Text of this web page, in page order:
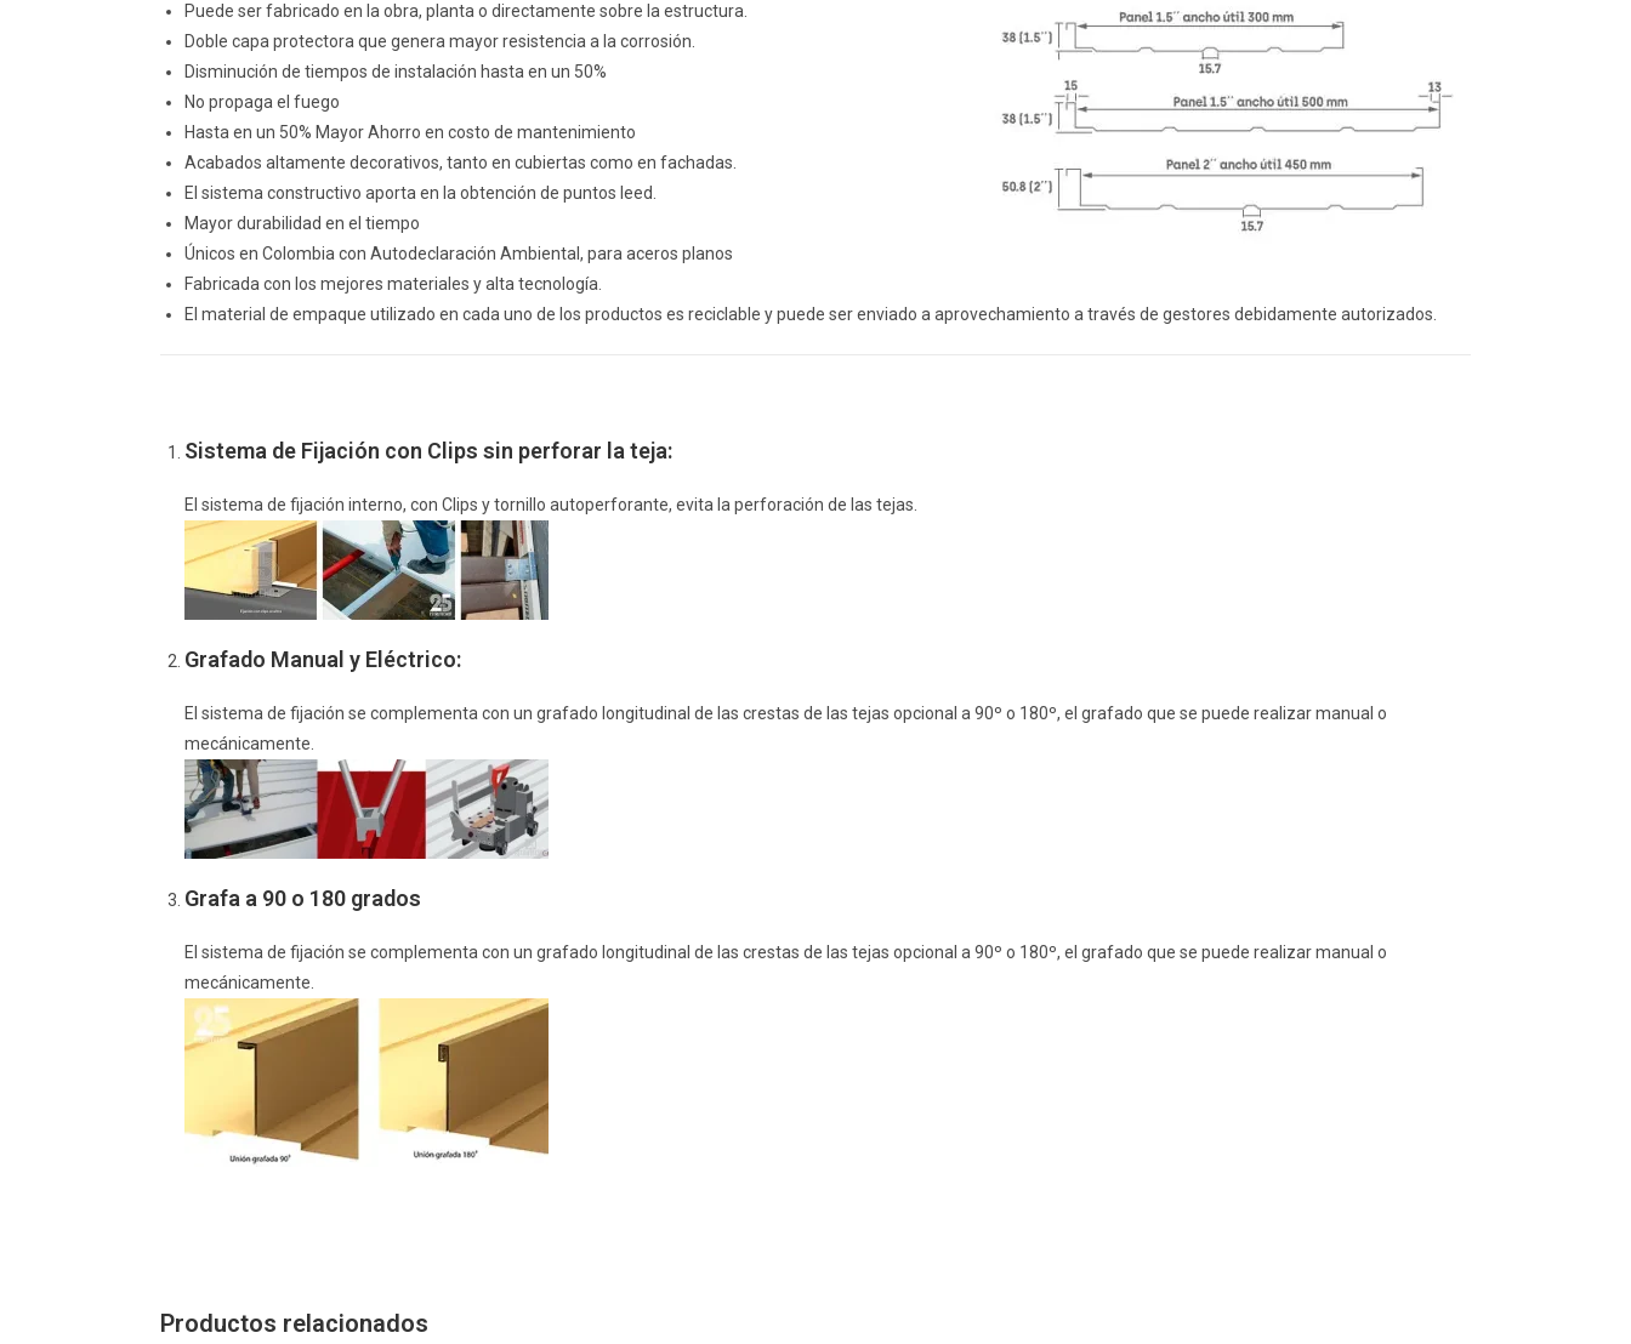
Puede ser fabricado en la obra, planta o directamente sobre la estructura.
Doble capa protectora que genera mayor resistencia a la corrosión.
Disminución de tiempos de instalación hasta en un 50%
No propaga el fuego
Hasta en un 50% Mayor Ahorro en costo de mantenimiento
Acabados altamente decorativos, tanto en cubiertas como en fachadas.
El sistema constructivo aporta en la obtención de puntos leed.
Mayor durabilidad en el tiempo
Únicos en Colombia con Autodeclaración Ambiental, para aceros planos
Fabricada con los mejores materiales y alta tecnología.
El material de empaque utilizado en cada uno de los productos es reciclable y puede ser enviado a aprovechamiento a través de gestores debidamente autorizados.
Sistema de Fijación con Clips sin perforar la teja:
El sistema de fijación interno, con Clips y tornillo autoperforante, evita la perforación de las tejas.
Grafado Manual y Eléctrico:
El sistema de fijación se complementa con un grafado longitudinal de las crestas de las tejas opcional a 90º o 180º, el grafado que se puede realizar manual o
mecánicamente.
Grafa a 90 o 180 grados
El sistema de fijación se complementa con un grafado longitudinal de las crestas de las tejas opcional a 90º o 180º, el grafado que se puede realizar manual o
mecánicamente.
Productos relacionados